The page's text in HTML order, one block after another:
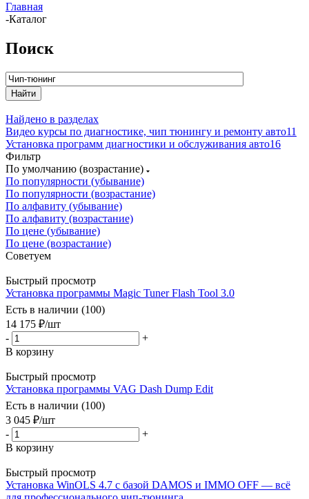
Главная
-Каталог
Поиск
Найдено в разделах
Видео курсы по диагностике, чип тюнингу и ремонту авто11
Установка программ диагностики и обслуживания авто16
Фильтр
По умолчанию (возрастание)
По популярности (убывание)
По популярности (возрастание)
По алфавиту (убывание)
По алфавиту (возрастание)
По цене (убывание)
По цене (возрастание)
Советуем
Быстрый просмотр
Установка программы Magic Tuner Flash Tool 3.0
Есть в наличии (100)
14 175 ₽/шт
-
+
В корзину
Быстрый просмотр
Установка программы VAG Dash Dump Edit
Есть в наличии (100)
3 045 ₽/шт
-
+
В корзину
Быстрый просмотр
Установка WinOLS 4.7 с базой DAMOS и IMMO OFF — всё